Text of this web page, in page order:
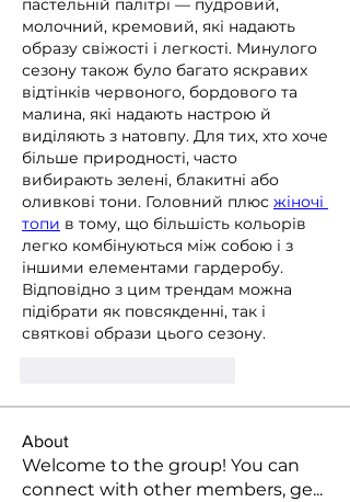
пастельній палітрі — пудровий,
молочний, кремовий, які надають
образу свіжості і легкості. Минулого
сезону також було багато яскравих
відтінків червоного, бордового та
малина, які надають настрою й
виділяють з натовпу. Для тих, хто хоче
більше природності, часто
вибирають зелені, блакитні або
оливкові тони. Головний плюс жіночі
топи в тому, що більшість кольорів
легко комбінуються між собою і з
іншими елементами гардеробу.
Відповідно з цим трендам можна
підібрати як повсякденні, так і
святкові образи цього сезону.
About
Welcome to the group! You can
connect with other members, ge...